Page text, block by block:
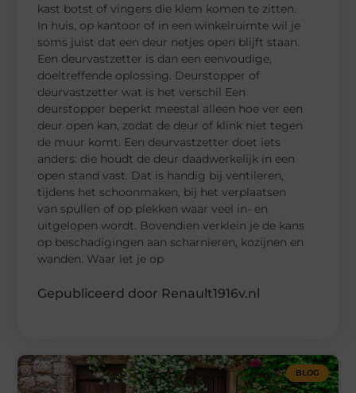
kast botst of vingers die klem komen te zitten.
In huis, op kantoor of in een winkelruimte wil je
soms juist dat een deur netjes open blijft staan.
Een deurvastzetter is dan een eenvoudige,
doeltreffende oplossing. Deurstopper of
deurvastzetter wat is het verschil Een
deurstopper beperkt meestal alleen hoe ver een
deur open kan, zodat de deur of klink niet tegen
de muur komt. Een deurvastzetter doet iets
anders: die houdt de deur daadwerkelijk in een
open stand vast. Dat is handig bij ventileren,
tijdens het schoonmaken, bij het verplaatsen
van spullen of op plekken waar veel in- en
uitgelopen wordt. Bovendien verklein je de kans
op beschadigingen aan scharnieren, kozijnen en
wanden. Waar let je op
Gepubliceerd door Renault1916v.nl
BLOG